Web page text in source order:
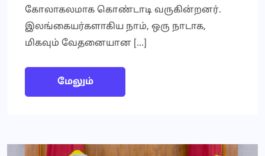
கோலாகலமாக கொண்டாடி வருகின்றனர்.
இலங்கையர்களாகிய நாம், ஒரு நாடாக,
மிகவும் வேதனையான […]
மேலும்